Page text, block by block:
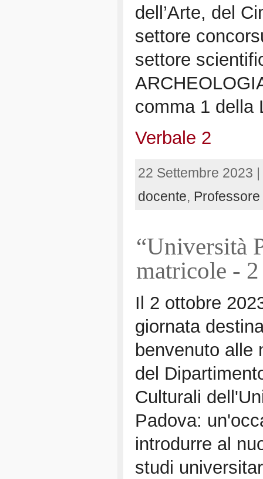
dell’Arte, del
settore
settore
comma 1 della
Verbale 2
22 Settembre 2023 |
docente,
“Università
matricole -
Il 2 ottobre
giornata
benvenuto alle
del
Culturali
Padova:
introdurre al
studi